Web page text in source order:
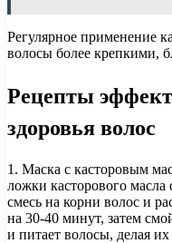
Регулярное применение
волосы более крепкими,
Рецепты
здоровья волос
1. Маска с касторовым
ложки касторового
смесь на корни волос и
на 30-40 минут, затем
и питает волосы, делая